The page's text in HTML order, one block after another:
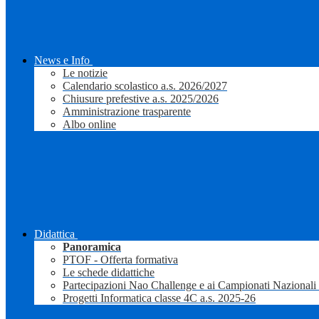
News e Info
Le notizie
Calendario scolastico a.s. 2026/2027
Chiusure prefestive a.s. 2025/2026
Amministrazione trasparente
Albo online
Didattica
Panoramica
PTOF - Offerta formativa
Le schede didattiche
Partecipazioni Nao Challenge e ai Campionati
Progetti Informatica classe 4C a.s. 2025-26